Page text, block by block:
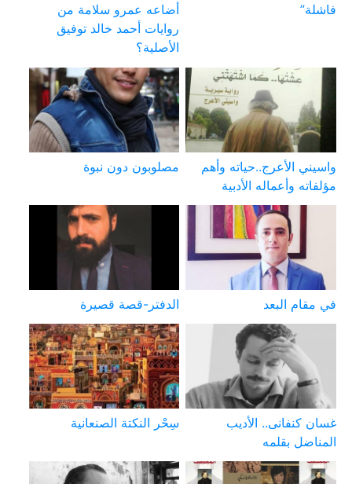
فاشلة”
أضاعه عمرو سلامة من
روايات أحمد خالد توفيق
الأصلية؟
واسيني الأعرج..حياته وأهم
مؤلفاته وأعماله الأدبية
مصلوبون دون نبوة
في مقام البعد الدفتر-قصة قصيرة
غسان كنفانى.. الأديب
المناضل بقلمه
سِحْر النكتة الصنعانية